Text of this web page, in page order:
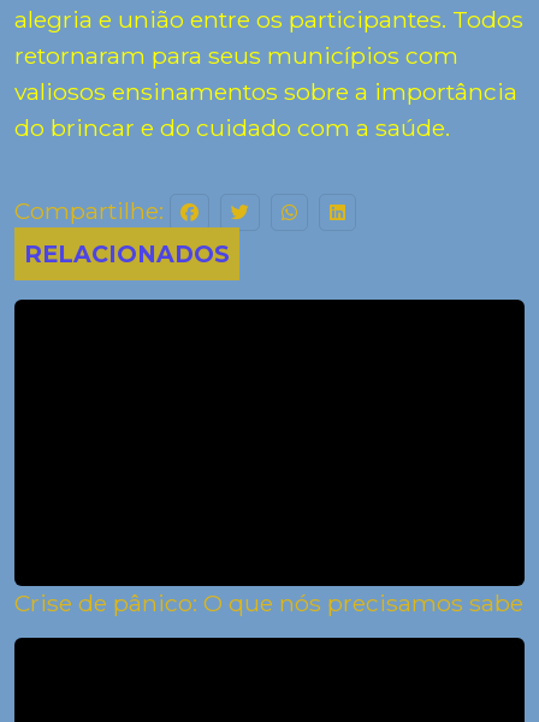
alegria e união entre os participantes. Todos
retornaram para seus municípios com
valiosos ensinamentos sobre a importância
do brincar e do cuidado com a saúde.
Compartilhe:
RELACIONADOS
Crise de pânico: O que nós precisamos saber!